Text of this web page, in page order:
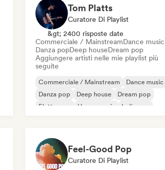
Tom Platts
Curatore Di Playlist
&gt; 2400 risposte date
Commerciale / MainstreamDance music
Danza popDeep houseDream pop
Aggiungere artisti nelle mie playlist più
seguite
Commerciale / Mainstream
Dance music
Danza pop
Deep house
Dream pop
Elettropop
House music Indie pop
Feel-Good Pop
Curatore Di Playlist